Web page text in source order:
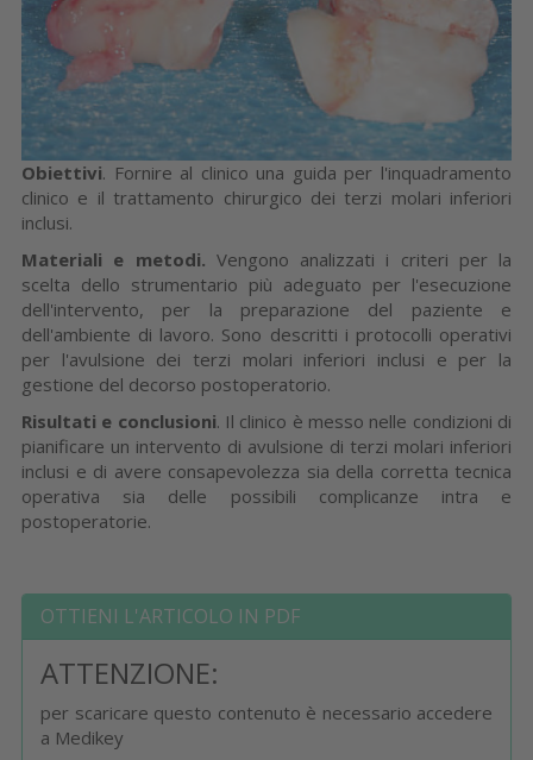
Obiettivi. Fornire al clinico una guida per l'inquadramento
clinico e il trattamento chirurgico dei terzi molari inferiori
inclusi.
Materiali e metodi. Vengono analizzati i criteri per la
scelta dello strumentario più adeguato per l'esecuzione
dell'intervento, per la preparazione del paziente e
dell'ambiente di lavoro. Sono descritti i protocolli operativi
per l'avulsione dei terzi molari inferiori inclusi e per la
gestione del decorso postoperatorio.
Risultati e conclusioni. Il clinico è messo nelle condizioni di
pianificare un intervento di avulsione di terzi molari inferiori
inclusi e di avere consapevolezza sia della corretta tecnica
operativa sia delle possibili complicanze intra e
postoperatorie.
OTTIENI L'ARTICOLO IN PDF
ATTENZIONE:
per scaricare questo contenuto è necessario accedere
a Medikey